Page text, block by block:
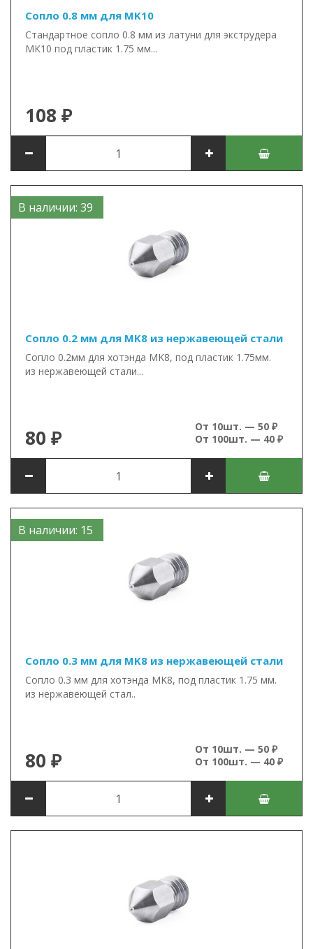
Сопло 0.8 мм для MK10
Стандартное сопло 0.8 мм из латуни для экструдера
МК10 под пластик 1.75 мм...
108 ₽
В наличии: 39
Сопло 0.2 мм для MK8 из нержавеющей стали
Сопло 0.2мм для хотэнда MK8, под пластик 1.75мм.
из нержавеющей стали...
80 ₽
От 10шт. — 50 ₽
От 100шт. — 40 ₽
В наличии: 15
Сопло 0.3 мм для MK8 из нержавеющей стали
Сопло 0.3 мм для хотэнда MK8, под пластик 1.75 мм.
из нержавеющей стал..
80 ₽
От 10шт. — 50 ₽
От 100шт. — 40 ₽